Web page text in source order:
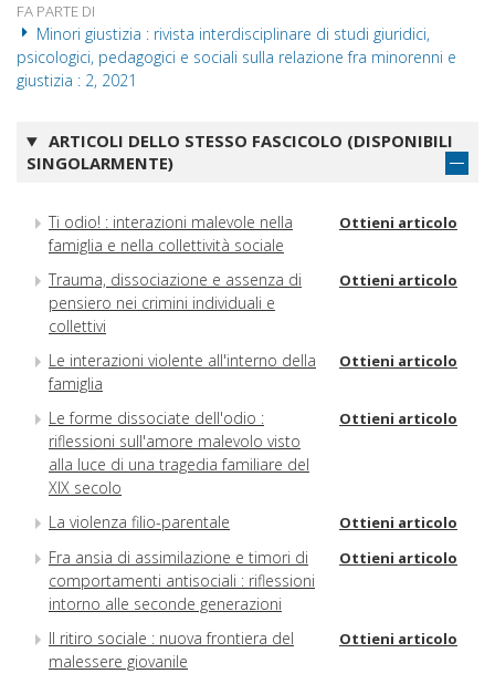
FA PARTE DI
Minori giustizia : rivista interdisciplinare di studi giuridici,
psicologici, pedagogici e sociali sulla relazione fra minorenni e
giustizia : 2, 2021
ARTICOLI DELLO STESSO FASCICOLO (DISPONIBILI
SINGOLARMENTE)
Ti odio! : interazioni malevole nella
famiglia e nella collettività sociale
Ottieni articolo
Trauma, dissociazione e assenza di
pensiero nei crimini individuali e
collettivi
Ottieni articolo
Le interazioni violente all'interno della
famiglia
Ottieni articolo
Le forme dissociate dell'odio :
riflessioni sull'amore malevolo visto
alla luce di una tragedia familiare del
XIX secolo
Ottieni articolo
La violenza filio-parentale Ottieni articolo
Fra ansia di assimilazione e timori di
comportamenti antisociali : riflessioni
intorno alle seconde generazioni
Ottieni articolo
Il ritiro sociale : nuova frontiera del
malessere giovanile
Ottieni articolo